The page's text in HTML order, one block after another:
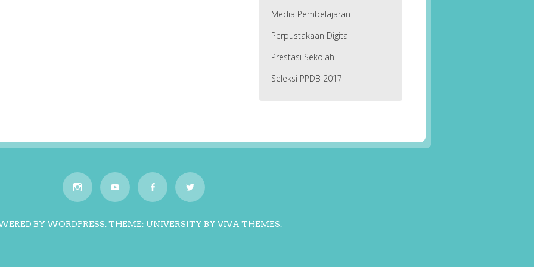
Media Pembelajaran
Perpustakaan Digital
Prestasi Sekolah
Seleksi PPDB 2017
BY WORDPRESS.THEME: UNIVERSITY BY VIVA THEMES.